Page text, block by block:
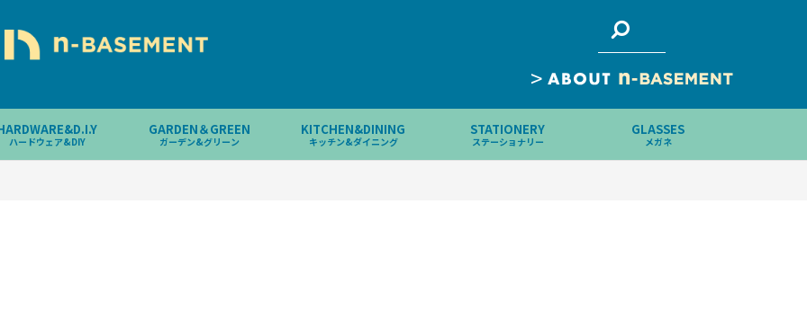
>
ハードウェア&DIY
GARDEN＆GREEN
ガーデン&グリーン
KITCHEN&DINING
キッチン&ダイニング
STATIONERY
ステーショナリー
GLASSES
メガネ